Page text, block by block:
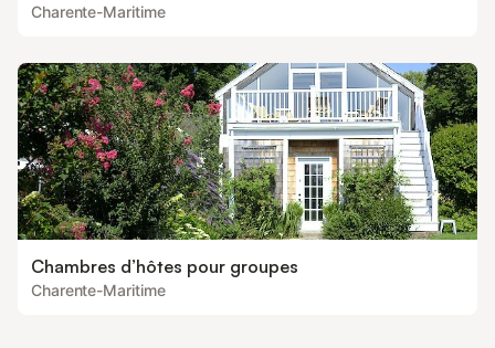
Charente-Maritime
Chambres d’hôtes pour groupes
Charente-Maritime